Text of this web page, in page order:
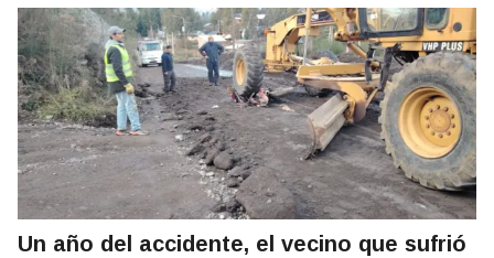
Un año del accidente, el vecino que sufrió